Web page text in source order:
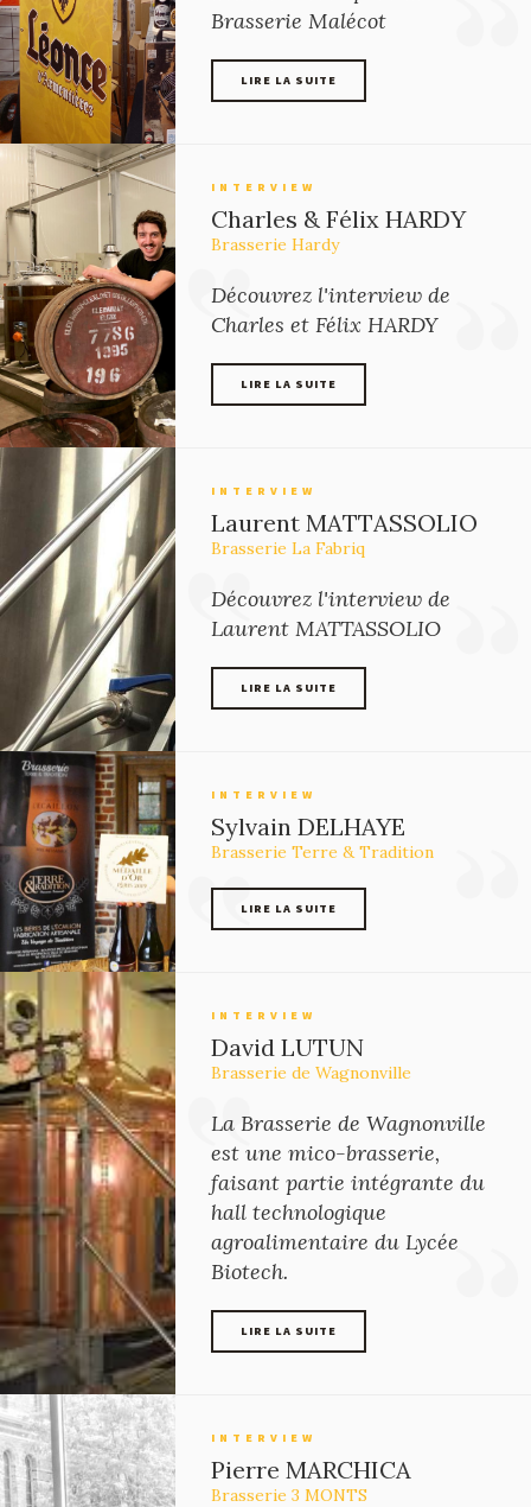
CULTURE & LOISIRS
RESTAURATION ET ESTAMINETS
VOYAGES EN BIÈROLOGIE
Brasserie Malécot
LIRE LA SUITE
INTERVIEW
Charles & Félix HARDY
Brasserie Hardy
Découvrez l'interview de
Charles et Félix HARDY
LIRE LA SUITE
INTERVIEW
Laurent MATTASSOLIO
Brasserie La Fabriq
Découvrez l'interview de
Laurent MATTASSOLIO
LIRE LA SUITE
INTERVIEW
Sylvain DELHAYE
Brasserie Terre & Tradition
LIRE LA SUITE
INTERVIEW
David LUTUN
Brasserie de Wagnonville
La Brasserie de Wagnonville
est une mico-brasserie,
faisant partie intégrante du
hall technologique
agroalimentaire du Lycée
Biotech.
LIRE LA SUITE
INTERVIEW
Pierre MARCHICA
Brasserie 3 MONTS